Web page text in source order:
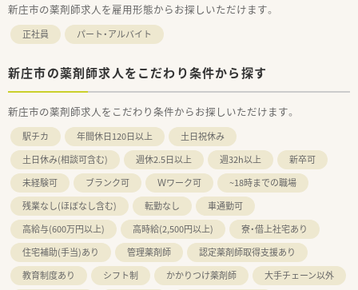
新庄市の薬剤師求人を雇用形態からお探しいただけます。
正社員 パート・アルバイト
新庄市の薬剤師求人をこだわり条件から探す
新庄市の薬剤師求人をこだわり条件からお探しいただけます。
駅チカ 年間休日120日以上
土日祝休み
土日休み(相談可含む)
週休2.5日以上 週32h以上
新卒可
未経験可
ブランク可 Ｗワーク可
~18時までの職場
残業なし(ほぼなし含む)
転勤なし
車通勤可
高給与(600万円以上)
高時給(2,500円以上)
寮・借上社宅あり
住宅補助(手当)あり
管理薬剤師
認定薬剤師取得支援あり
教育制度あり
シフト制 かかりつけ薬剤師
大手チェーン以外